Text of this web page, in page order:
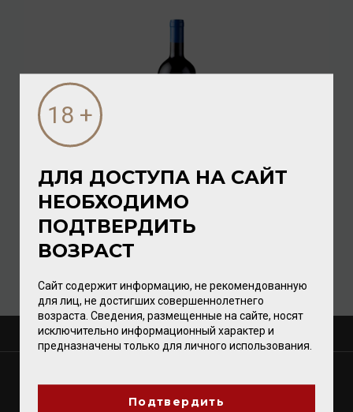
Valdivieso Caballo Loco 2019 Grand Cru Apalta 14,5%
0,75л
Вино/ красное
О КОМПАНИИ
ДЛЯ ДОСТУПА НА САЙТ
НЕОБХОДИМО
ПОДТВЕРДИТЬ
ВОЗРАСТ
Сайт содержит информацию, не рекомендованную
для лиц, не достигших совершеннолетнего
возраста. Сведения, размещенные на сайте, носят
исключительно информационный характер и
предназначены только для личного использования.
Подтвердить